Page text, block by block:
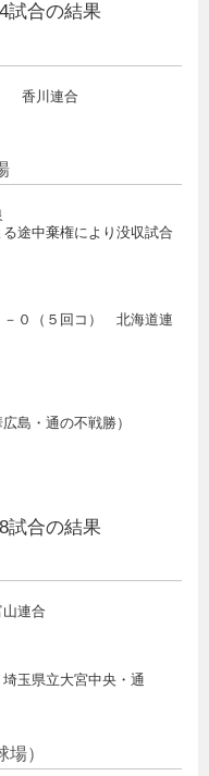
試合の結果
香川連合
る途中棄権により没収試合
０（５回コ） 北海道連
島・通の不戦勝）
試合の結果
連合
玉県立大宮中央・通
）